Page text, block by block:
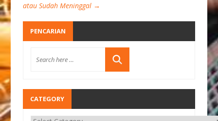
atau Sudah Meninggal →
PENCARIAN
CATEGORY